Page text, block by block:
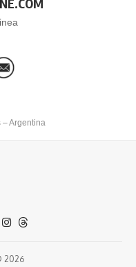
– Argentina
2026